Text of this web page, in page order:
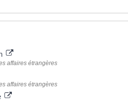
affaires étrangères
affaires étrangères